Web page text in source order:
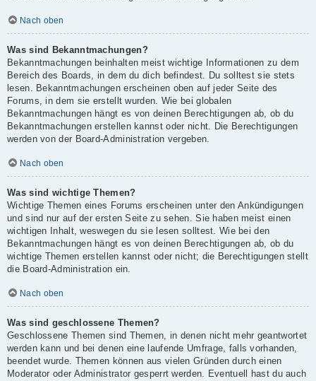
Nach oben
Was sind Bekanntmachungen?
Bekanntmachungen beinhalten meist wichtige Informationen zu dem
Bereich des Boards, in dem du dich befindest. Du solltest sie stets
lesen. Bekanntmachungen erscheinen oben auf jeder Seite des
Forums, in dem sie erstellt wurden. Wie bei globalen
Bekanntmachungen hängt es von deinen Berechtigungen ab, ob du
Bekanntmachungen erstellen kannst oder nicht. Die Berechtigungen
werden von der Board-Administration vergeben.
Nach oben
Was sind wichtige Themen?
Wichtige Themen eines Forums erscheinen unter den Ankündigungen
und sind nur auf der ersten Seite zu sehen. Sie haben meist einen
wichtigen Inhalt, weswegen du sie lesen solltest. Wie bei den
Bekanntmachungen hängt es von deinen Berechtigungen ab, ob du
wichtige Themen erstellen kannst oder nicht; die Berechtigungen stellt
die Board-Administration ein.
Nach oben
Was sind geschlossene Themen?
Geschlossene Themen sind Themen, in denen nicht mehr geantwortet
werden kann und bei denen eine laufende Umfrage, falls vorhanden,
beendet wurde. Themen können aus vielen Gründen durch einen
Moderator oder Administrator gesperrt werden. Eventuell hast du auch